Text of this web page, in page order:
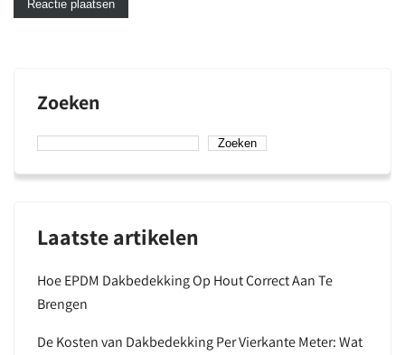
Zoeken
Zoeken
Laatste artikelen
Hoe EPDM Dakbedekking Op Hout Correct Aan Te
Brengen
De Kosten van Dakbedekking Per Vierkante Meter: Wat